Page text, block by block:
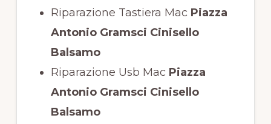
Riparazione Tastiera Mac Piazza
Antonio Gramsci Cinisello
Balsamo
Riparazione Usb Mac Piazza
Antonio Gramsci Cinisello
Balsamo